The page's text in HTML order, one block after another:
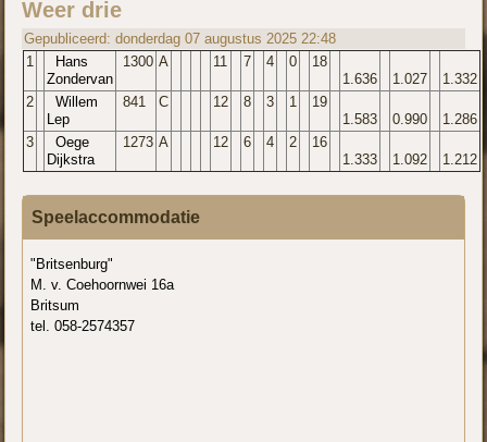
Weer drie
Gepubliceerd: donderdag 07 augustus 2025 22:48
1
Hans
Zondervan
1300 A 11 7 4 0
18
1.636
1.027
1.332
2
Willem
Lep
841 C 12 8 3 1
19
1.583
0.990
1.286
3
Oege
Dijkstra
1273 A 12 6 4 2
16
1.333
1.092 1.212
Speelaccommodatie
"Britsenburg"
M. v. Coehoornwei 16a
Britsum
tel. 058-2574357